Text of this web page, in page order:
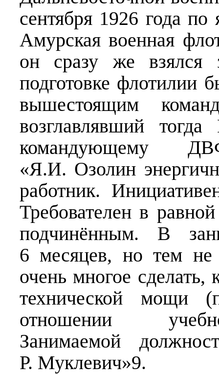
сентября 1926 года по
Амурская военная
он сразу же взялся
подготовке флотилии
вышестоящим
возглавлявший
командующему
«Я.И. Озолин
работник.
Требователен в
подчинённым. В
6 месяцев, но тем не
очень многое
технической мощи
отношении
Занимаемой
Р. Муклевич»9.